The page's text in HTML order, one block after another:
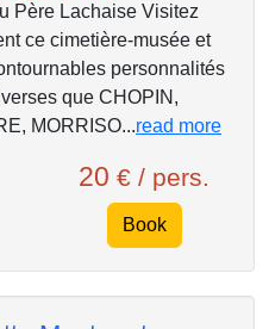
Père Lachaise Visitez
ce cimetière-musée et
personnalités
que CHOPIN,
MORRISO...read more
20 € / pers.
Book